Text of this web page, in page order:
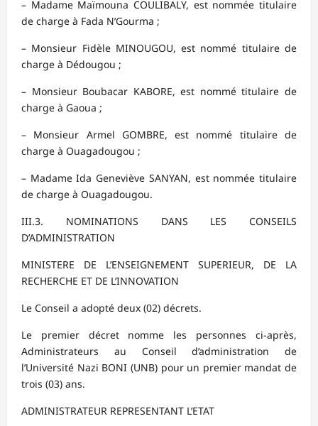
– Madame Maïmouna COULIBALY, est nommée titulaire
de charge à Fada N’Gourma ;
– Monsieur Fidèle MINOUGOU, est nommé titulaire de
charge à Dédougou ;
– Monsieur Boubacar KABORE, est nommé titulaire de
charge à Gaoua ;
– Monsieur Armel GOMBRE, est nommé titulaire de
charge à Ouagadougou ;
– Madame Ida Geneviève SANYAN, est nommée titulaire
de charge à Ouagadougou.
III.3. NOMINATIONS DANS LES CONSEILS
D’ADMINISTRATION
MINISTERE DE L’ENSEIGNEMENT SUPERIEUR, DE LA
RECHERCHE ET DE L’INNOVATION
Le Conseil a adopté deux (02) décrets.
Le premier décret nomme les personnes ci-après,
Administrateurs au Conseil d’administration de
l’Université Nazi BONI (UNB) pour un premier mandat de
trois (03) ans.
ADMINISTRATEUR REPRESENTANT L’ETAT